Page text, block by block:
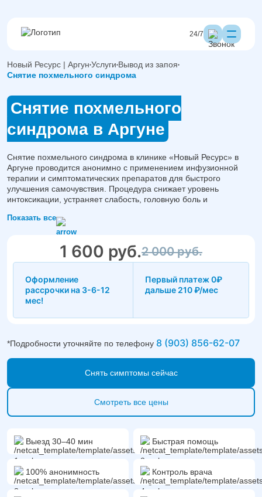
24/7
Новый Ресурс | Аргун Услуги Вывод из запоя
Снятие похмельного синдрома
Снятие похмельного
синдрома в Аргуне
Снятие похмельного синдрома в клинике «Новый Ресурс» в
Аргуне проводится анонимно с применением инфузионной
терапии и симптоматических препаратов для быстрого
улучшения самочувствия. Процедура снижает уровень
интоксикации, устраняет слабость, головную боль и
индивидуально врачом после оценки состояния пациента.
Узнайте состав капельницы и стоимость выезда по телефону
Показать все
2 000 руб.
1 600 руб.
Оформление
рассрочки на 3-6-12
мес!
Первый платеж 0₽
дальше 210 ₽/мес
*Подробности уточняйте по телефону 8 (903) 856-62-07
Снять симптомы сейчас
Смотреть все цены
Выезд 30–40 мин Быстрая помощь
100% анонимность Контроль врача